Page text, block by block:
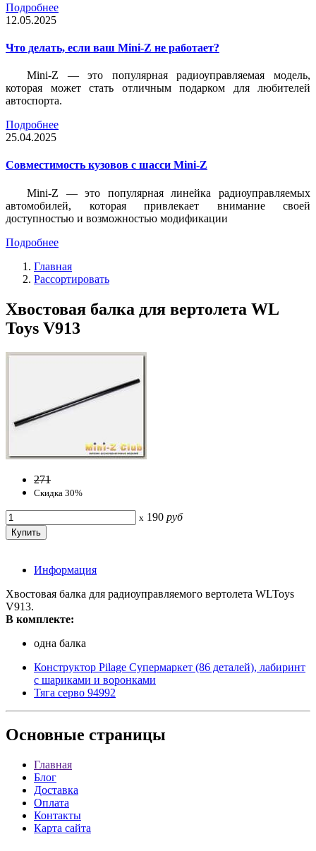
Подробнее
12.05.2025
Что делать, если ваш Mini-Z не работает?
Mini-Z — это популярная радиоуправляемая модель,
которая может стать отличным подарком для любителей
автоспорта.
Подробнее
25.04.2025
Совместимость кузовов с шасси Mini-Z
Mini-Z — это популярная линейка радиоуправляемых
автомобилей, которая привлекает внимание своей
доступностью и возможностью модификации
Подробнее
Главная
Рассортировать
Хвостовая балка для вертолета WL
Toys V913
271
Скидка 30%
x 190 руб
Информация
Хвостовая балка для радиоуправляемого вертолета WLToys
V913.
В комплекте:
одна балка
Конструктор Pilage Супермаркет (86 деталей), лабиринт
с шариками и воронками
Тяга серво 94992
Основные страницы
Главная
Блог
Доставка
Оплата
Контакты
Карта сайта